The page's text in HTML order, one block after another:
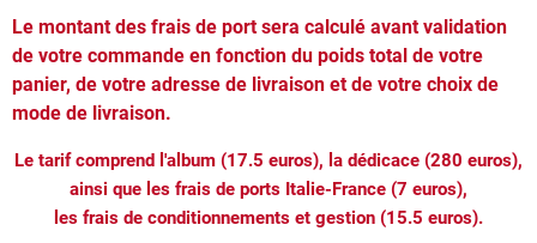
Le montant des frais de port sera calculé avant validation
de votre commande en fonction du poids total de votre
panier, de votre adresse de livraison et de votre choix de
mode de livraison.
Le tarif comprend l'album (17.5 euros), la dédicace (280 euros),
ainsi que les frais de ports Italie-France (7 euros),
les frais de conditionnements et gestion (15.5 euros).